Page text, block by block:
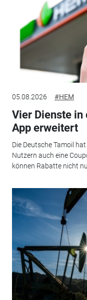
05.08.2026 #HEM
Vier Dienste in
App erweitert
Die Deutsche Tamoil
Nutzern auch eine
können Rabatte nicht